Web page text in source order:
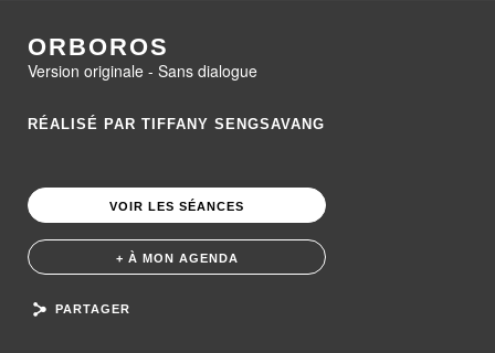
ORBOROS
Version originale - Sans dialogue
RÉALISÉ PAR TIFFANY SENGSAVANG
VOIR LES SÉANCES
+ À MON AGENDA
PARTAGER